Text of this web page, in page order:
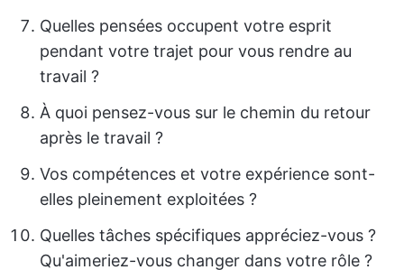
Quelles pensées occupent votre esprit
pendant votre trajet pour vous rendre au
travail ?
À quoi pensez-vous sur le chemin du retour
après le travail ?
Vos compétences et votre expérience sont-
elles pleinement exploitées ?
Quelles tâches spécifiques appréciez-vous ?
Qu'aimeriez-vous changer dans votre rôle ?